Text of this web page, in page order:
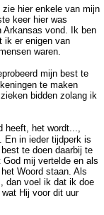
zie hier enkele van mijn
keer hier was
Arkansas vond. Ik ben
ik er enigen van
waren.
mijn best te
te maken
bidden zolang ik
heeft, het wordt...,
En in ieder tijdperk is
te doen daarbij te
mij vertelde en als
Woord staan. Als
dan voel ik dat ik doe
Hij voor dit uur